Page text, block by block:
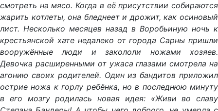
смотреть на мясо. Когда в её присутствии собираются
жарить котлеты, она бледнеет и дрожит, как осиновый
лист. Несколько месяцев назад в Воробьиную ночь к
крестьянской хате недалеко от города Сарны пришли
вооружённые люди и закололи ножами хозяев.
Девочка расширенными от ужаса глазами смотрела на
агонию своих родителей. Один из бандитов приложил
острие ножа к горлу ребёнка, но в последнюю минуту
в его мозгу родилась новая идея: «Живи во славу